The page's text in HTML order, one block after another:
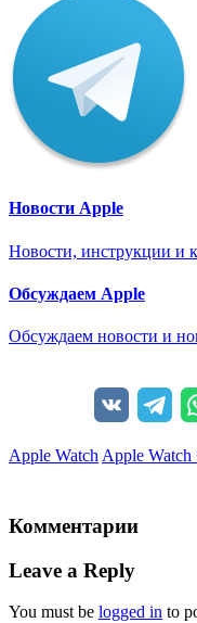
Новости Apple
Новости, инструкции и
Обсуждаем Apple
Обсуждаем новости и
Apple Watch Apple Watch
Комментарии
Leave a Reply
You must be logged in to